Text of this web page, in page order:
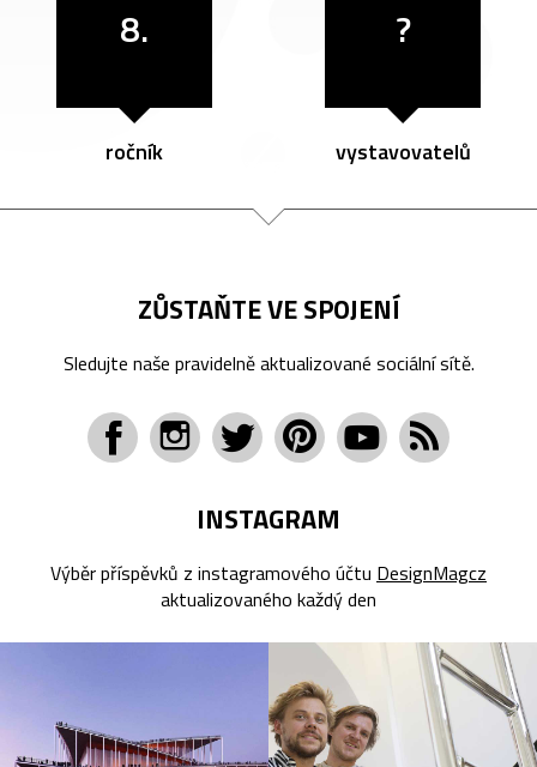
8.
ročník
?
vystavovatelů
ZŮSTAŇTE VE SPOJENÍ
Sledujte naše pravidelně aktualizované sociální sítě.
INSTAGRAM
Výběr příspěvků z instagramového účtu DesignMagcz
aktualizovaného každý den